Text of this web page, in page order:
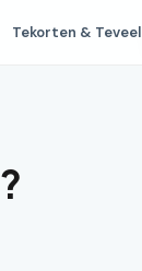
Tekorten & Teveel